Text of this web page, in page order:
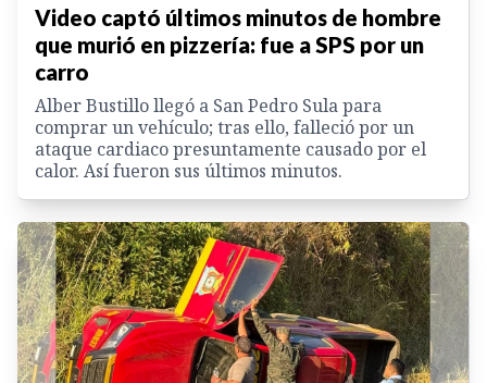
Video captó últimos minutos de hombre
que murió en pizzería: fue a SPS por un
carro
Alber Bustillo llegó a San Pedro Sula para
comprar un vehículo; tras ello, falleció por un
ataque cardiaco presuntamente causado por el
calor. Así fueron sus últimos minutos.